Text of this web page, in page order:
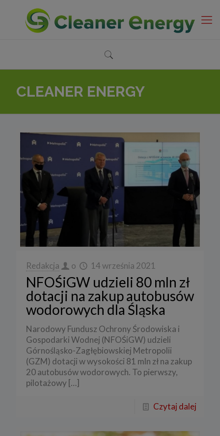
CLEANER ENERGY
Redakcja o 14 września 2021
NFOŚiGW udzieli 80 mln zł
dotacji na zakup autobusów
wodorowych dla Śląska
Narodowy Fundusz Ochrony Środowiska i
Gospodarki Wodnej (NFOŚiGW) udzieli
Górnośląsko-Zagłębiowskiej Metropolii
(GZM) dotacji w wysokości 81 mln zł na zakup
20 autobusów wodorowych. To pierwszy,
pilotażowy […]
Czytaj dalej